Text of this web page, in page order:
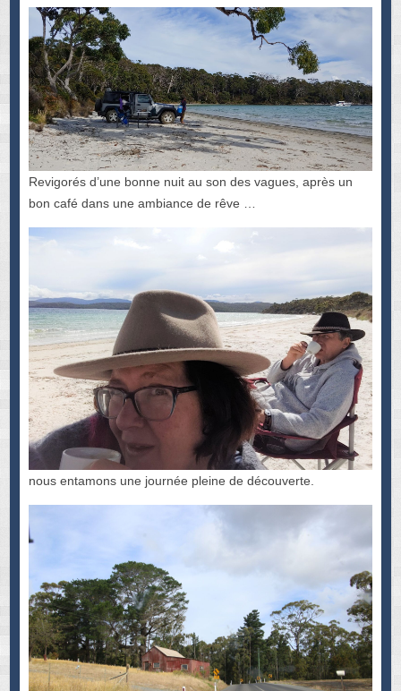
Revigorés d’une bonne nuit au son des vagues, après un
bon café dans une ambiance de rêve …
nous entamons une journée pleine de découverte.